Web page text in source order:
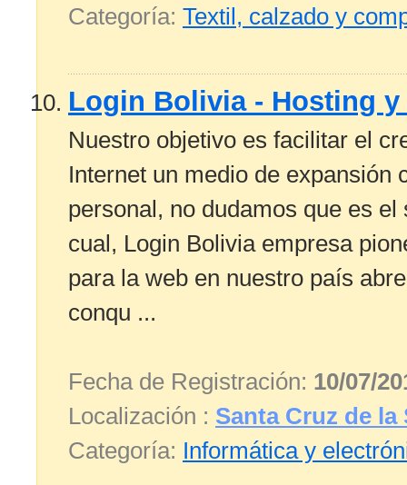
Categoría: Textil, calzado y
Login Bolivia - Hosting
Nuestro objetivo es facilitar el
Internet un medio de expansión
personal, no dudamos que es
cual, Login Bolivia empresa
para la web en nuestro país
conqu ...
Fecha de Registración: 10/07/
Localización : Santa Cruz de la
Categoría: Informática y